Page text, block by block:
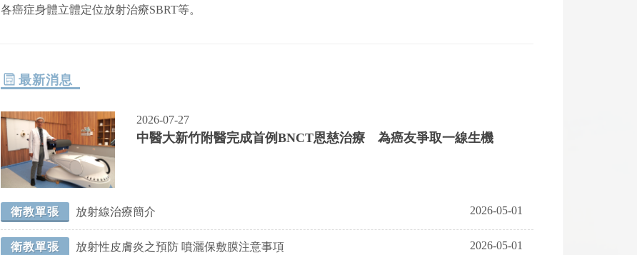
各癌症身體立體定位放射治療SBRT等。
最新消息
2026-07-27
中醫大新竹附醫完成首例BNCT恩慈治療 為癌友爭取一線生機
衛教單張 放射線治療簡介 2026-05-01
衛教單張 放射性皮膚炎之預防 噴灑保敷膜注意事項 2026-05-01